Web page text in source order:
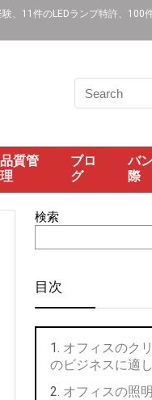
、11件のLEDランプ特許、100
品質管
理
ブロ
グ
バ
際
検索
目次
オフィスのク
のビジネスに適
オフィスの照